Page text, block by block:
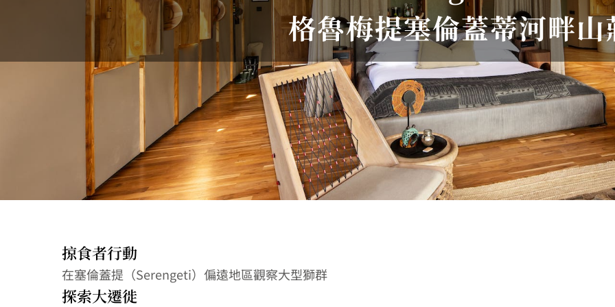
格魯梅提塞倫蓋蒂河畔山
掠食者行動
在塞倫蓋提（Serengeti）偏遠地區觀察大型獅群
探索大遷徙